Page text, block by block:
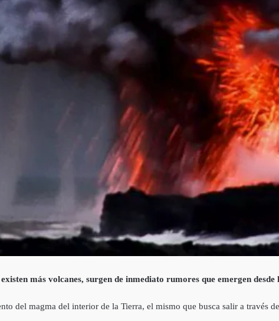
más volcanes, surgen de inmediato rumores que emergen
del magma del interior de la Tierra, el mismo que busca salir a través